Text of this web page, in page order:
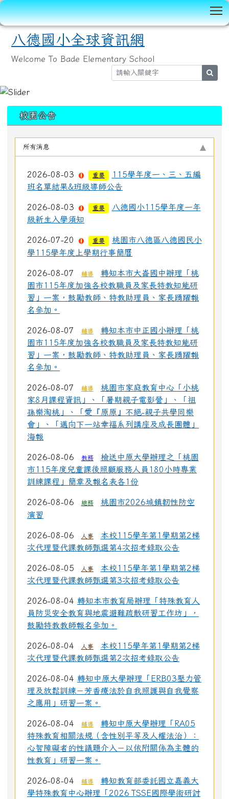
八德國小全球資訊網
Welcome To Bade Elementary School
校園公告
所有消息
2026-08-03 重要
115學年度一、三、五編
班名單結果&班級導師公告
2026-08-03 重要
八德國小115學年度一年
級新生入學須知
2026-07-20 重要
桃園市八德區八德國民小
學115學年度上學期行事簡曆
2026-08-07 輔導
轉知本市大崙國中辦理「桃
園市115年度加強各校教職員及家長特教知能研
習」一案，鼓勵教師、特教助理員、家長踴躍報
名參加。
2026-08-07 輔導
轉知本市中正國小辦理「桃
園市115年度加強各校教職員及家長特教知能研
習」一案，鼓勵教師、特教助理員、家長踴躍報
名參加。
2026-08-07 輔導
桃園市家庭教育中心「小桃
家8月課程資訊」、「暑期親子電影營」、「祖
孫樂淘桃」、「愛『原原』不絕-親子共學同樂
會」、「邁向下一站幸福系列講座及成長團體」
海報
2026-08-06 教務
檢送中原大學辦理之「桃園
市115年度兒童課後照顧服務人員180小時專業
訓練課程」簡章及報名表各1份
2026-08-06 總務
桃園市2026城鎮韌性防空
演習
2026-08-06 人事
本校115學年第1學期第2梯
次代理暨代課教師甄選第4次招考錄取公告
2026-08-05 人事
本校115學年第1學期第2梯
次代理暨代課教師甄選第3次招考錄取公告
2026-08-04 轉知本市教育局辦理「特殊教育人
員防災安全教育與地震避難疏散研習工作坊」，
鼓勵特教教師報名參加。
2026-08-04 人事
本校115學年第1學期第2梯
次代理暨代課教師甄選第2次招考錄取公告
2026-08-04 轉知中原大學辦理「ERB03壓力管
理及放鬆訓練－芳香療法於自我照護與自我覺察
之應用」研習一案。
2026-08-04 輔導
轉知中原大學辦理「RA05
特殊教育相關法規（含性別平等及人權法治）：
心智障礙者的性議題介入－以依附關係為主體的
性教育」研習一案。
2026-08-04 輔導
轉知教育部委託國立嘉義大
學特殊教育中心辦理「2026 TSSE國際學術研討